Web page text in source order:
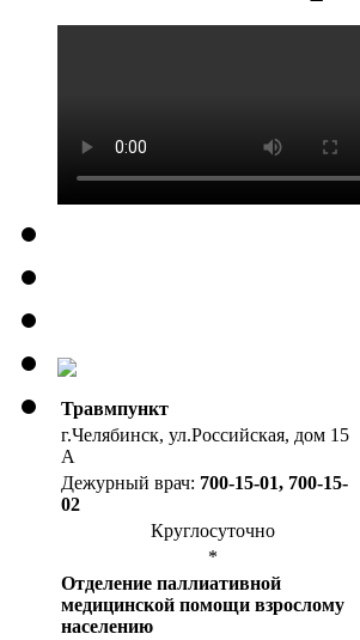
Травмпункт
г.Челябинск, ул.Российская, дом 15
А
Дежурный врач: 700-15-01, 700-15-
02
Круглосуточно
*
Отделение паллиативной
медицинской помощи взрослому
населению